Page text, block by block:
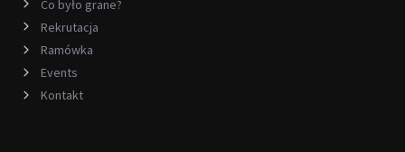
Co było grane?
Rekrutacja
Ramówka
Events
Kontakt